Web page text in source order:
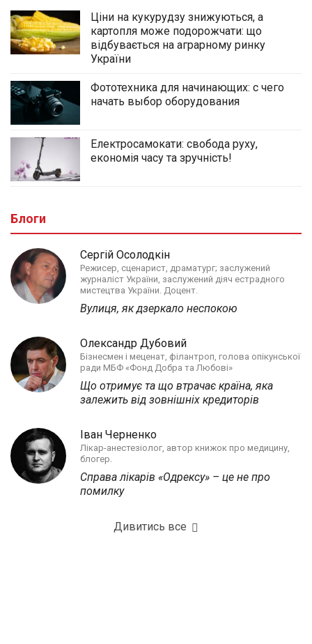
Ціни на кукурудзу знижуються, а
картопля може подорожчати: що
відбувається на аграрному ринку
України
Фототехника для начинающих: с чего
начать выбор оборудования
Електросамокати: свобода руху,
економія часу та зручність!
Блоги
Сергій Осолодкін
Режисер, сценарист, драматург; заслужений
журналіст України, заслужений діяч естрадного
мистецтва України. Доцент.
Вулиця, як дзеркало неспокою
Олександр Дубовий
Бізнесмен і меценат, філантроп, голова опікунської
ради МБФ «Фонд Добра та Любові»
Що отримує та що втрачає країна, яка
залежить від зовнішніх кредиторів
Іван Черненко
Лікар-анестезіолог, автор книжок про медицину,
блогер.
Справа лікарів «Одрексу» – це не про
помилку
Дивитись все